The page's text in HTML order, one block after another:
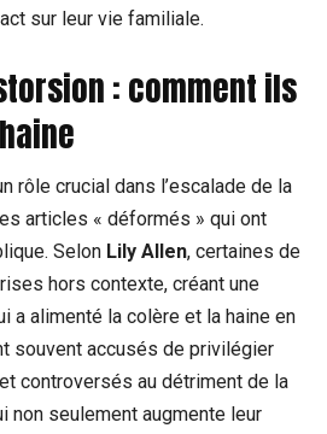
sur leur vie familiale.
: comment ils
rôle crucial dans l’escalade de la
articles « déformés » qui ont
Selon Lily Allen, certaines de
hors contexte, créant une
a alimenté la colère et la haine en
souvent accusés de privilégier
controversés au détriment de la
non seulement augmente leur